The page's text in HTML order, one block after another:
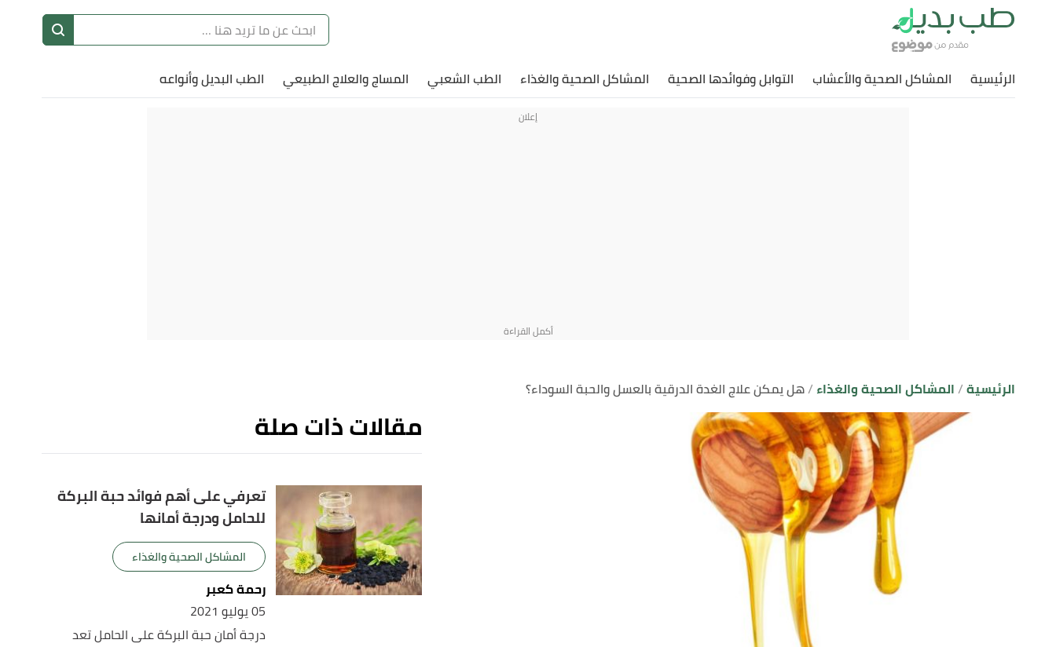
الرئيسية المشاكل الصحية والأعشاب التوابل وفوائدها الصحية المشاكل الصحية والغذاء الطب الشعبي المساج والعلاج الطبيعي الطب البديل وأنواعه
الرئيسية المشاكل الصحية والغذاء هل يمكن علاج الغدة الدرقية بالعسل والحبة السوداء؟
مقالات ذات صلة
تعرفي على أهم فوائد حبة البركة
للحامل ودرجة أمانها
المشاكل الصحية والغذاء
رحمة كعبر
05 يوليو 2021
درجة أمان حبة البركة على الحامل تعد